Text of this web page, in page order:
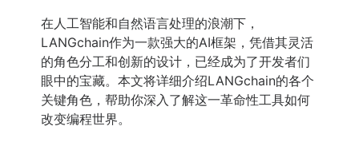
在人工智能和自然语言处理的浪潮下，
LANGchain作为一款强大的AI框架，凭借其灵活
的角色分工和创新的设计，已经成为了开发者们
眼中的宝藏。本文将详细介绍LANGchain的各个
关键角色，帮助你深入了解这一革命性工具如何
改变编程世界。